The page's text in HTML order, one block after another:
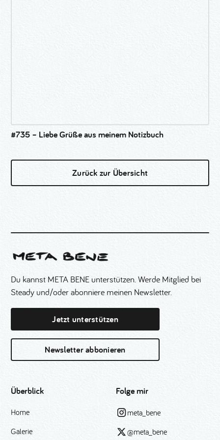
#735 – Liebe Grüße aus meinem Notizbuch
Zurück zur Übersicht
Du kannst META BENE unterstützen. Werde Mitglied bei
Steady und/oder abonniere meinen Newsletter.
Jetzt unterstützen
Newsletter abbonieren
Überblick
Home
Galerie
Folge mir
meta_bene
@meta_bene